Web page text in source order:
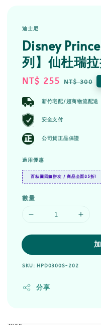
迪士尼
Disney
列】仙杜瑞
Sale
NT$ 255 Regular
NT$ 300
新竹宅配/超商物流配送
安全支付
公司貨正品保證
適用優惠
百耘圖回饋拼友 / 商品全面85折!
數量
SKU: HPD0300S-202
分享